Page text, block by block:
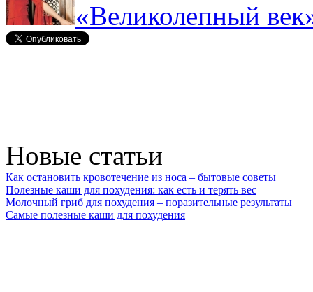
«Великолепный
Новые статьи
Как остановить кровотечение из носа – бытовые советы
Полезные каши для похудения: как есть и терять вес
Молочный гриб для похудения – поразительные результаты
Самые полезные каши для похудения